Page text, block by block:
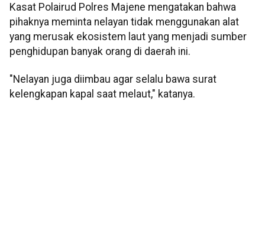
Kasat Polairud Polres Majene mengatakan bahwa
pihaknya meminta nelayan tidak menggunakan alat
yang merusak ekosistem laut yang menjadi sumber
penghidupan banyak orang di daerah ini.
"Nelayan juga diimbau agar selalu bawa surat
kelengkapan kapal saat melaut," katanya.